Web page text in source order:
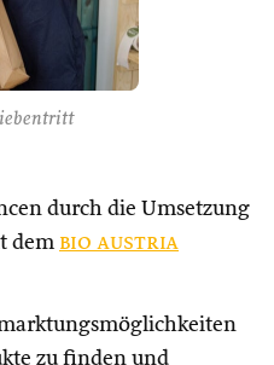
durch die Umsetzung
dem bio austria
zu finden und